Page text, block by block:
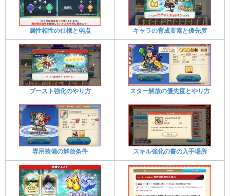
属性相性の仕様と弱点 キャラの育成要素と優先度
ブースト強化のやり方 スター解放の優先度とやり方
専用装備の解放条件 スキル強化の書の入手場所